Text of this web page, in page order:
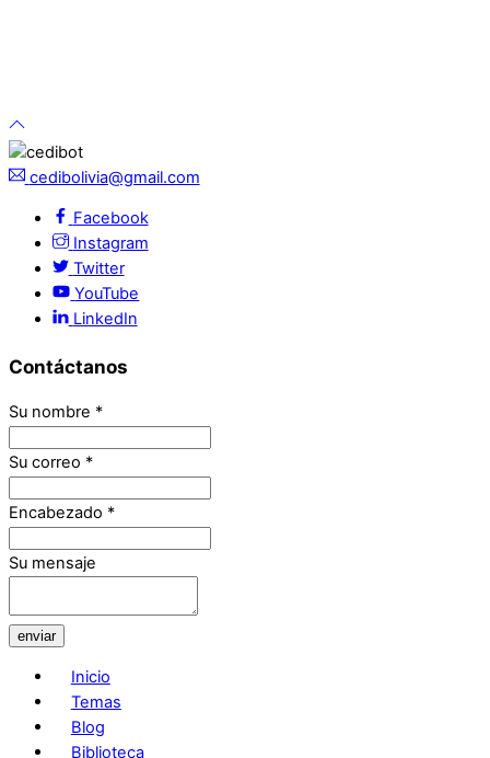
cedibolivia@gmail.com
Facebook
Instagram
Twitter
YouTube
LinkedIn
Contáctanos
Su nombre *
Su correo *
Encabezado *
Su mensaje
enviar
Inicio
Temas
Blog
Biblioteca